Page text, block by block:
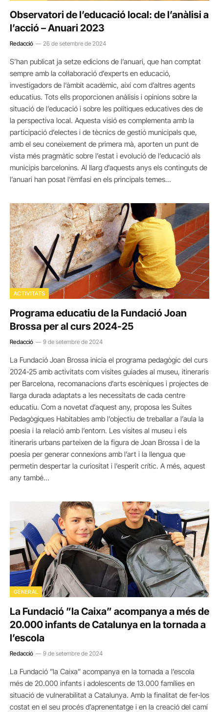
Observatori de l’educació local: de l’anàlisi a
l’acció – Anuari 2023
Redacció 26 de setembre de 2024
S’han publicat ja setze edicions de l’anuari, que han comptat
sempre amb la col·laboració d’experts en educació,
investigadors de l’àmbit acadèmic, així com d’altres agents
educatius. Tots ells proporcionen anàlisis i opinions sobre la
situació de l’educació i sobre les polítiques educatives des de
la perspectiva local. Aquesta visió es complementa amb la
participació d’electes i de tècnics de gestió municipals que,
amb el seu coneixement de primera mà, aporten un punt de
vista més pragmàtic sobre l’estat i evolució de l’educació als
municipis barcelonins. Al llarg d’aquests anys els continguts de
l’anuari han posat l’èmfasi en els principals temes…
ACTIVITATS
Programa educatiu de la Fundació Joan
Brossa per al curs 2024-25
Redacció 9 de setembre de 2024
La Fundació Joan Brossa inicia el programa pedagògic del curs
2024-25 amb activitats com visites guiades al museu, itineraris
per Barcelona, recomanacions d’arts escèniques i projectes de
llarga durada adaptats a les necessitats de cada centre
educatiu. Com a novetat d’aquest any, proposa les Suites
Pedagògiques Habitables amb l’objectiu de treballar a l’aula la
poesia i la relació amb l’entorn. Les visites al museu i els
itineraris urbans parteixen de la figura de Joan Brossa i de la
poesia per generar connexions amb l’art i la llengua que
permetin despertar la curiositat i l’esperit crític. A més, aquest
any també…
GENERAL
La Fundació ”la Caixa” acompanya a més de
20.000 infants de Catalunya en la tornada a
l’escola
Redacció 9 de setembre de 2024
La Fundació ”la Caixa” acompanya en la tornada a l’escola
més de 20.000 infants i adolescents de 13.000 famílies en
situació de vulnerabilitat a Catalunya. Amb la finalitat de fer-los
costat en el seu procés d’aprenentatge i en la creació del camí